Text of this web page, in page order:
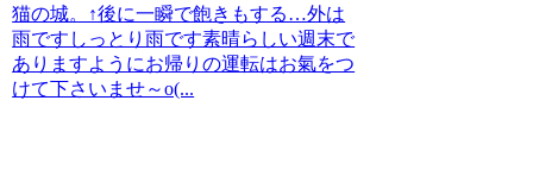
猫の城。↑後に一瞬で飽きもする…外は
雨ですしっとり雨です素晴らしい週末で
ありますようにお帰りの運転はお氣をつ
けて下さいませ～o(...